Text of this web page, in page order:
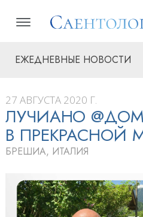
ЕЖЕДНЕВНЫЕ НОВОСТИ
27 АВГУСТА 2020 Г.
ЛУЧИАНО
В ПРЕКРАСНОЙ
БРЕШИА, ИТАЛИЯ